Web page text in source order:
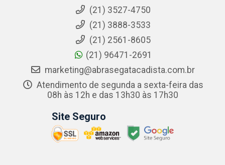
(21) 3527-4750
(21) 3888-3533
(21) 2561-8605
(21) 96471-2691
marketing@abrasegatacadista.com.br
Atendimento de segunda a sexta-feira das
08h às 12h e das 13h30 às 17h30
Site Seguro